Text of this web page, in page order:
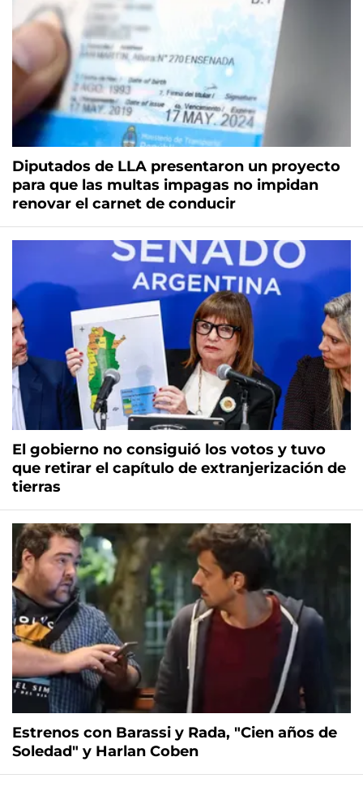
Diputados de LLA presentaron un proyecto
para que las multas impagas no impidan
renovar el carnet de conducir
El gobierno no consiguió los votos y tuvo
que retirar el capítulo de extranjerización de
tierras
Estrenos con Barassi y Rada, "Cien años de
Soledad" y Harlan Coben